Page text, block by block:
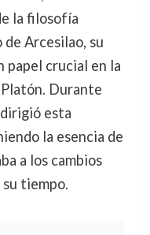
la filosofía
Arcesilao, su
papel crucial en la
Durante
dirigió esta
la esencia de
a los cambios
tiempo.